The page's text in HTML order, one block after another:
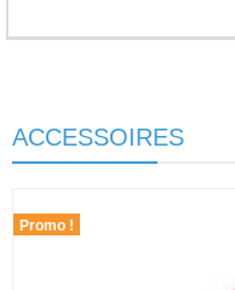
ACCESSOIRES
Promo !